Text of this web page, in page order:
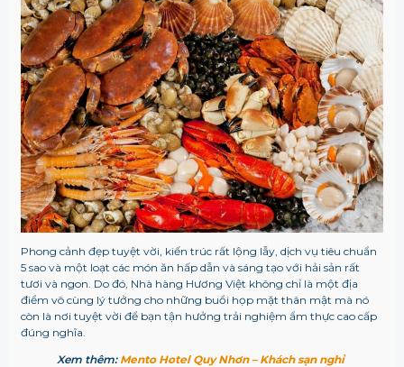
Phong cảnh đẹp tuyệt vời, kiến ​​trúc rất lộng lẫy, dịch vụ tiêu chuẩn
5 sao và một loạt các món ăn hấp dẫn và sáng tạo với hải sản rất
tươi và ngon. Do đó, Nhà hàng Hương Việt không chỉ là một địa
điểm vô cùng lý tưởng cho những buổi họp mặt thân mật mà nó
còn là nơi tuyệt vời để bạn tận hưởng trải nghiệm ẩm thực cao cấp
đúng nghĩa.
Xem thêm: Mento Hotel Quy Nhơn – Khách sạn nghỉ